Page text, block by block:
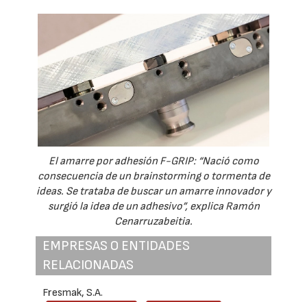
El amarre por adhesión F-GRIP: “Nació como
consecuencia de un brainstorming o tormenta de
ideas. Se trataba de buscar un amarre innovador y
surgió la idea de un adhesivo”, explica Ramón
Cenarruzabeitia.
EMPRESAS O ENTIDADES
RELACIONADAS
Fresmak, S.A.